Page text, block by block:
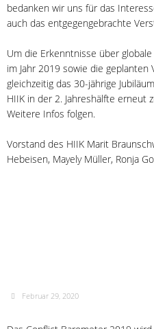
bedanken wir uns für das
auch das entgegengebrachte
Um die Erkenntnisse über
im Jahr 2019 sowie die geplanten
gleichzeitig das 30-jährige
HIIK in der 2. Jahreshälfte erneut
Weitere Infos folgen.
Vorstand des HIIK Marit
Hebeisen, Mayely Müller, Ronja
Februar 29, 2020